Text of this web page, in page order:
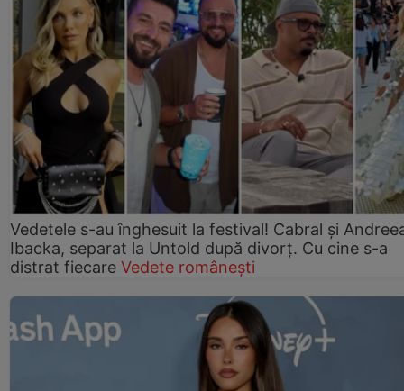
Vedetele s-au înghesuit la festival! Cabral și
Ibacka, separat la Untold după divorț. Cu cine s-a
distrat fiecare Vedete românești